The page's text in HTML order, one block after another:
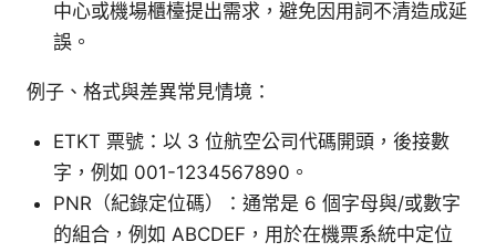
中心或機場櫃檯提出需求，避免因用詞不清造成延
誤。
例子、格式與差異常見情境：
ETKT 票號：以 3 位航空公司代碼開頭，後接數
字，例如 001-1234567890。
PNR（紀錄定位碼）：通常是 6 個字母與/或數字
的組合，例如 ABCDEF，用於在機票系統中定位